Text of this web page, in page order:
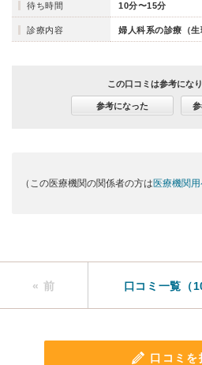
待ち時間 10分〜15分
診療内容 婦人科系の診療（生
この口コミは参考にな
参考になった
（この医療機関の関係者の方は 医療機関
« 前 口コミ一覧（
口コミを